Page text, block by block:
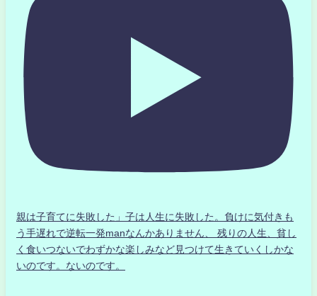
親は子育てに失敗した」子は人生に失敗した。負けに気付きも
う手遅れで逆転一発manなんかありません、 残りの人生、貧し
く食いつないでわずかな楽しみなど見つけて生きていくしかな
いのです。ないのです。